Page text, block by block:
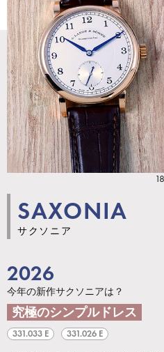
SAXONIA
サクソニア
2026
今年の新作サクソニアは？
究極のシンプルドレス
331.033 E 331.026 E